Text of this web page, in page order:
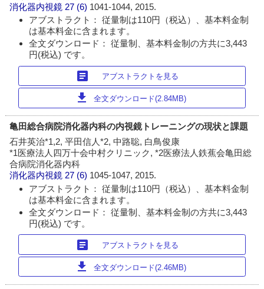
消化器内視鏡 27 (6) 1041-1044, 2015.
アブストラクト： 従量制は110円（税込）、基本料金制
は基本料金に含まれます。
全文ダウンロード： 従量制、基本料金制の方共に3,443
円(税込) です。
article アブストラクトを見る
download 全文ダウンロード(2.84MB)
亀田総合病院消化器内科の内視鏡トレーニングの現状と課題
石井英治*1,2, 平田信人*2, 中路聡, 白鳥俊康
*1医療法人四万十会中村クリニック, *2医療法人鉄蕉会亀田総
合病院消化器内科
消化器内視鏡 27 (6) 1045-1047, 2015.
アブストラクト： 従量制は110円（税込）、基本料金制
は基本料金に含まれます。
全文ダウンロード： 従量制、基本料金制の方共に3,443
円(税込) です。
article アブストラクトを見る
download 全文ダウンロード(2.46MB)